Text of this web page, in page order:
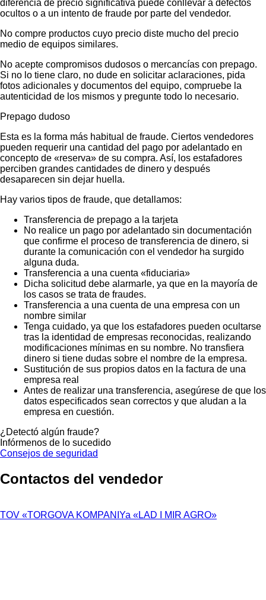
diferencia de precio significativa puede conllevar a defectos
ocultos o a un intento de fraude por parte del vendedor.
No compre productos cuyo precio diste mucho del precio
medio de equipos similares.
No acepte compromisos dudosos o mercancías con prepago.
Si no lo tiene claro, no dude en solicitar aclaraciones, pida
fotos adicionales y documentos del equipo, compruebe la
autenticidad de los mismos y pregunte todo lo necesario.
Prepago dudoso
Esta es la forma más habitual de fraude. Ciertos vendedores
pueden requerir una cantidad del pago por adelantado en
concepto de «reserva» de su compra. Así, los estafadores
perciben grandes cantidades de dinero y después
desaparecen sin dejar huella.
Hay varios tipos de fraude, que detallamos:
Transferencia de prepago a la tarjeta
No realice un pago por adelantado sin documentación
que confirme el proceso de transferencia de dinero, si
durante la comunicación con el vendedor ha surgido
alguna duda.
Transferencia a una cuenta «fiduciaria»
Dicha solicitud debe alarmarle, ya que en la mayoría de
los casos se trata de fraudes.
Transferencia a una cuenta de una empresa con un
nombre similar
Tenga cuidado, ya que los estafadores pueden ocultarse
tras la identidad de empresas reconocidas, realizando
modificaciones mínimas en su nombre. No transfiera
dinero si tiene dudas sobre el nombre de la empresa.
Sustitución de sus propios datos en la factura de una
empresa real
Antes de realizar una transferencia, asegúrese de que los
datos especificados sean correctos y que aludan a la
empresa en cuestión.
¿Detectó algún fraude?
Infórmenos de lo sucedido
Consejos de seguridad
Contactos del vendedor
TOV «TORGOVA KOMPANIYa «LAD I MIR AGRO»